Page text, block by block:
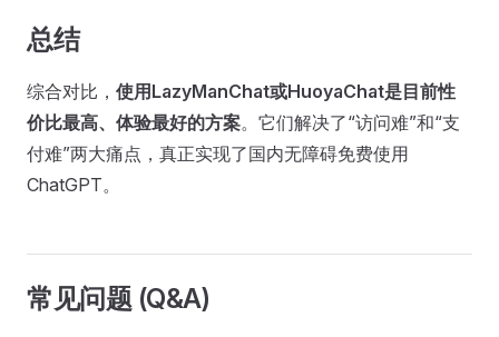
总结
综合对比， 使用LazyManChat或HuoyaChat是目前性
价比最高、体验最好的方案。它们解决了“访问难”和“支
付难”两大痛点，真正实现了国内无障碍免费使用
ChatGPT。
常见问题 (Q&A)